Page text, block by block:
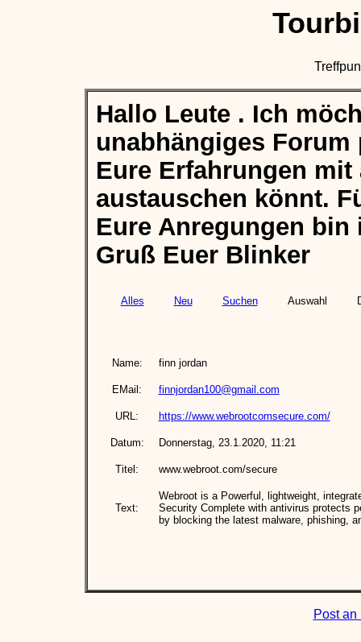
Hallo Leute . Ich
unabhängiges
Eure Erfahrungen
austauschen könnt.
Eure Anregungen bin
Gruß Euer Blinker
Alles Neu Suchen Auswahl
Name: finn jordan
EMail: finnjordan100@gmail.com
URL: https://www.webrootcomsecure.com/
Datum: Donnerstag, 23.1.2020, 11:21
Titel: www.webroot.com/secure
Text:
Webroot is a Powerful, lightweight,
Security Complete with antivirus protects
by blocking the latest malware, phishing,
Post an